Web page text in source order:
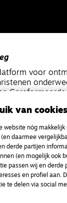
voor
Gereformeerde
86
van cookies
website nóg
daarmee
derde partijen
(en mogelijk ook
passen wij en derde
en profiel aan.
te delen via social